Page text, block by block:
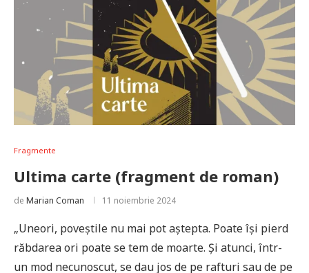
Fragmente
Ultima carte (fragment de roman)
de Marian Coman 11 noiembrie 2024
„Uneori, poveștile nu mai pot aștepta. Poate își pierd
răbdarea ori poate se tem de moarte. Și atunci, într-
un mod necunoscut, se dau jos de pe rafturi sau de pe